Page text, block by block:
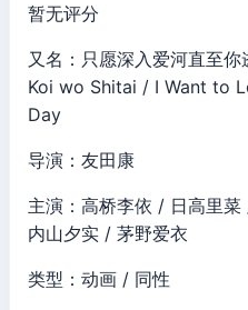
暂无评分
又名：只愿深入爱河直至
Koi wo Shitai / I Want to
Day
导演：友田康
主演：高桥李依 / 日高里
内山夕实 / 茅野爱衣
类型：动画 / 同性